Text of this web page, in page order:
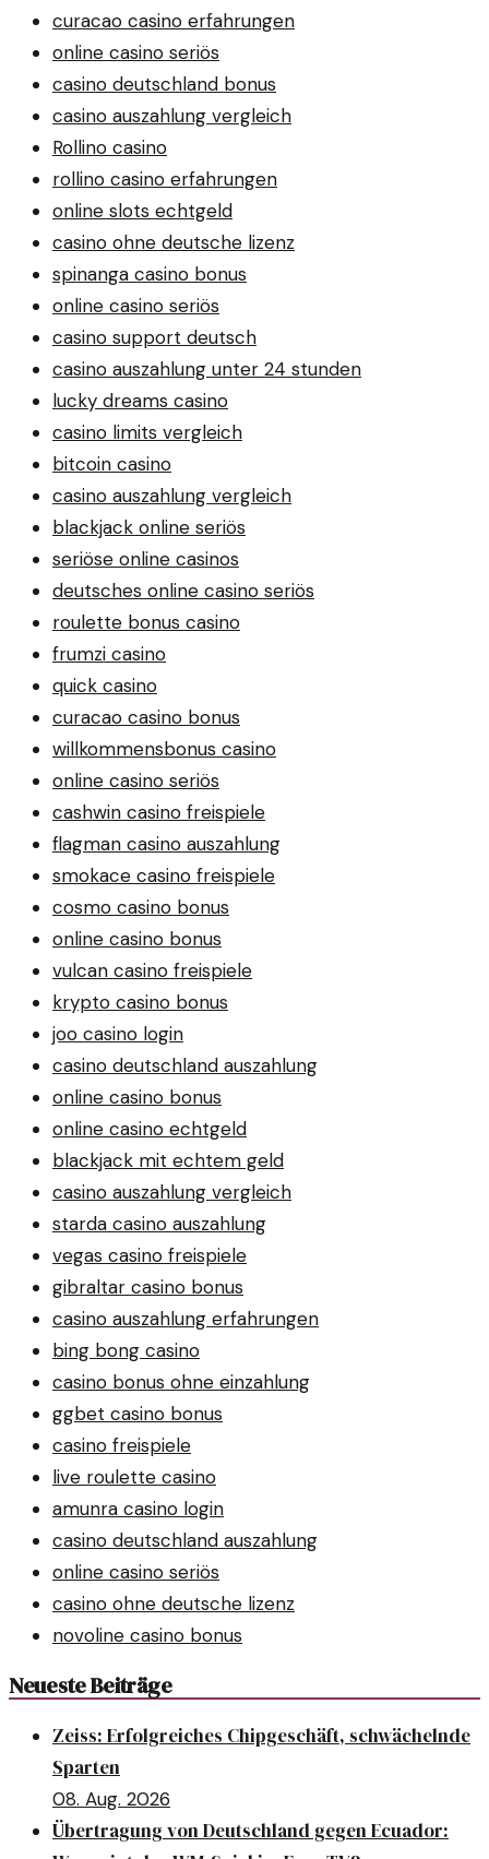
curacao casino erfahrungen
online casino seriös
casino deutschland bonus
casino auszahlung vergleich
Rollino casino
rollino casino erfahrungen
online slots echtgeld
casino ohne deutsche lizenz
spinanga casino bonus
online casino seriös
casino support deutsch
casino auszahlung unter 24 stunden
lucky dreams casino
casino limits vergleich
bitcoin casino
casino auszahlung vergleich
blackjack online seriös
seriöse online casinos
deutsches online casino seriös
roulette bonus casino
frumzi casino
quick casino
curacao casino bonus
willkommensbonus casino
online casino seriös
cashwin casino freispiele
flagman casino auszahlung
smokace casino freispiele
cosmo casino bonus
online casino bonus
vulcan casino freispiele
krypto casino bonus
joo casino login
casino deutschland auszahlung
online casino bonus
online casino echtgeld
blackjack mit echtem geld
casino auszahlung vergleich
starda casino auszahlung
vegas casino freispiele
gibraltar casino bonus
casino auszahlung erfahrungen
bing bong casino
casino bonus ohne einzahlung
ggbet casino bonus
casino freispiele
live roulette casino
amunra casino login
casino deutschland auszahlung
online casino seriös
casino ohne deutsche lizenz
novoline casino bonus
Neueste Beiträge
Zeiss: Erfolgreiches Chipgeschäft, schwächelnde
Sparten
08. Aug. 2026
Übertragung von Deutschland gegen Ecuador: